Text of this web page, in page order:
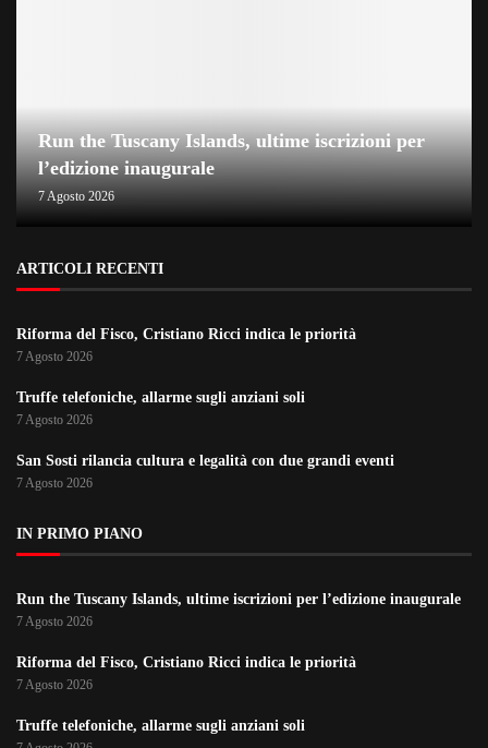
Run the Tuscany Islands, ultime iscrizioni per
l’edizione inaugurale
7 Agosto 2026
ARTICOLI RECENTI
Riforma del Fisco, Cristiano Ricci indica le priorità
7 Agosto 2026
Truffe telefoniche, allarme sugli anziani soli
7 Agosto 2026
San Sosti rilancia cultura e legalità con due grandi eventi
7 Agosto 2026
IN PRIMO PIANO
Run the Tuscany Islands, ultime iscrizioni per l’edizione inaugurale
7 Agosto 2026
Riforma del Fisco, Cristiano Ricci indica le priorità
7 Agosto 2026
Truffe telefoniche, allarme sugli anziani soli